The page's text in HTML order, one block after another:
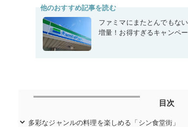
他のおすすめ記事を読む
ファミマにまたとんでもな
増量！お得すぎるキャンペ
目次
多彩なジャンルの料理を楽しめる「シン食堂街」